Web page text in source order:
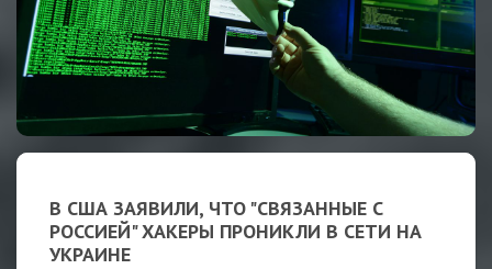
В США ЗАЯВИЛИ, ЧТО "СВЯЗАННЫЕ С
РОССИЕЙ" ХАКЕРЫ ПРОНИКЛИ В СЕТИ НА
УКРАИНЕ